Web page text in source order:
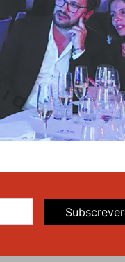
Subscrever